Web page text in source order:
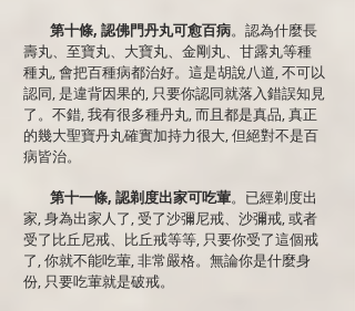
第十條, 認佛門丹丸可愈百病。認為什麼長
壽丸、至寶丸、大寶丸、金剛丸、甘露丸等種
種丸, 會把百種病都治好。這是胡說八道, 不可以
認同, 是違背因果的, 只要你認同就落入錯誤知見
了。不錯, 我有很多種丹丸, 而且都是真品, 真正
的幾大聖寶丹丸確實加持力很大, 但絕對不是百
病皆治。
第十一條, 認剃度出家可吃葷。已經剃度出
家, 身為出家人了, 受了沙彌尼戒、沙彌戒, 或者
受了比丘尼戒、比丘戒等等, 只要你受了這個戒
了, 你就不能吃葷, 非常嚴格。無論你是什麼身
份, 只要吃葷就是破戒。